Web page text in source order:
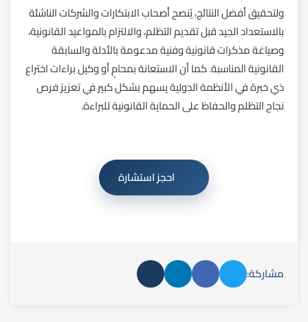
ولتحقيق أفضل النتائج، يُنصح أصحاب الابتكارات والشركات الناشئة
بالاستعداد الجيد قبل تقديم التظلم، والالتزام بالمواعيد القانونية،
وصياغة مذكرات قانونية وفنية مدعومة بالأدلة والسابقة
القانونية المناسبة. كما أن الاستعانة بمحامٍ أو وكيل براءات اختراع
ذي خبرة في الأنظمة الدولية يسهم بشكل كبير في تعزيز فرص
نجاح التظلم والحفاظ على الحماية القانونية للبراءة.
احجز استشارة
مشاركة: